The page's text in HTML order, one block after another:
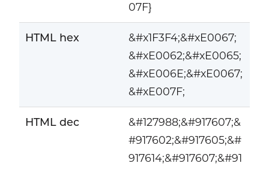
07F}
HTML hex
&#x1F3F4;&#xE0067;
&#xE0062;&#xE0065;
&#xE006E;&#xE0067;
&#xE007F;
HTML dec
&#127988;&#917607;&
#917602;&#917605;&#
917614;&#917607;&#91